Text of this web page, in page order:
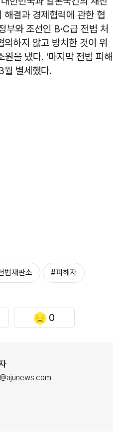
해결과 경제협력에 관한 협
부와 조선인 B·C급 전범 처
하지 않고 방치한 것이 위
을 냈다. '마지막 전범 피해
월 별세했다.
법재판소 #피해자
0